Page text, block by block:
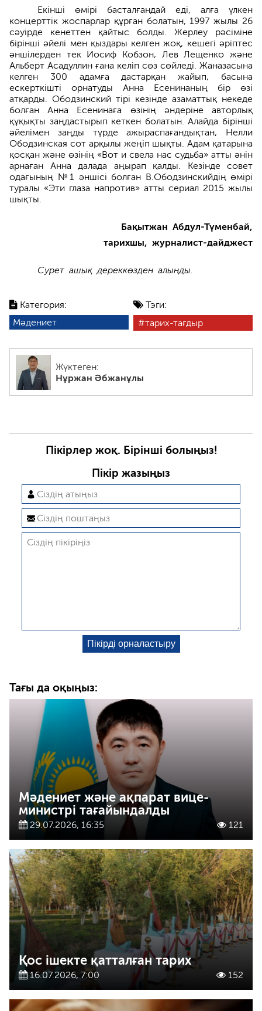
Категория:
Мәдениет
Тэги:
тарих-тағдыр
Жүктеген:
Нұржан Әбжанұлы
Екінші өмірі басталғандай еді, алға үлкен
концерттік жоспарлар құрған болатын, 1997 жылы 26
сәуірде кенеттен қайтыс болды. Жерлеу рәсіміне
бірінші әйелі мен қыздары келген жоқ, кешегі әріптес
әншілерден тек Иосиф Кобзон, Лев Лещенко және
Альберт Асадуллин ғана келіп сөз сөйледі. Жаназасына
келген 300 адамға дастарқан жайып, басына
ескерткішті орнатуды Анна Есенинаның бір өзі
атқарды. Ободзинский тірі кезінде азаматтық некеде
болған Анна Есенинаға өзінің әндеріне авторлық
құқықты заңдастырып кеткен болатын. Алайда бірінші
әйелімен заңды түрде ажыраспағандықтан, Нелли
Ободзинская сот арқылы жеңіп шықты. Адам қатарына
қосқан және өзінің «Вот и свела нас судьба» атты әнін
арнаған Анна далада аңырап қалды. Кезінде совет
одағының №1 әншісі болған В.Ободзинскийдің өмірі
туралы «Эти глаза напротив» атты сериал 2015 жылы
шықты.
Бақытжан Абдул-Түменбай,
тарихшы, журналист-дайджест
Сурет ашық дереккөзден алынды.
Пікірлер жоқ. Бірінші болыңыз!
Пікір жазыңыз
Тағы да оқыңыз:
Мәдениет және ақпарат вице-
министрі тағайындалды
29.07.2026, 16:35 121
Қос ішекте қатталған тарих
16.07.2026, 7:00 152